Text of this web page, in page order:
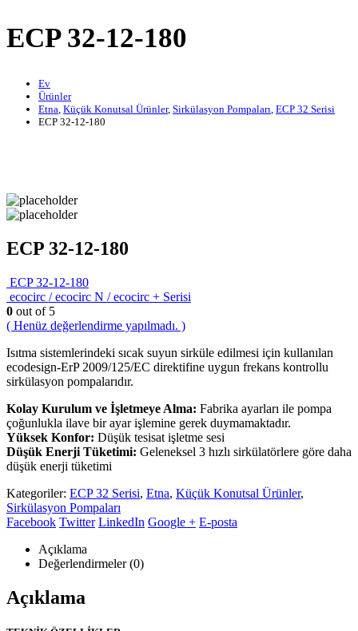
ECP 32-12-180
Ev
Ürünler
Etna, Küçük Konutsal Ürünler, Sirkülasyon Pompaları, ECP 32 Serisi
ECP 32-12-180
ECP 32-12-180
ECP 32-12-180
ecocirc / ecocirc N / ecocirc + Serisi
0 out of 5
( Henüz değerlendirme yapılmadı. )
Isıtma sistemlerindeki sıcak suyun sirküle edilmesi için kullanılan
ecodesign-ErP 2009/125/EC direktifine uygun frekans kontrollu
sirkülasyon pompalarıdır.
Kolay Kurulum ve İşletmeye Alma: Fabrika ayarları ile pompa
çoğunlukla ilave bir ayar işlemine gerek duymamaktadır.
Yüksek Konfor: Düşük tesisat işletme sesi
Düşük Enerji Tüketimi: Geleneksel 3 hızlı sirkülatörlere göre daha
düşük enerji tüketimi
Kategoriler: ECP 32 Serisi, Etna, Küçük Konutsal Ürünler,
Sirkülasyon Pompaları
Facebook Twitter LinkedIn Google + E-posta
Açıklama
Değerlendirmeler (0)
Açıklama